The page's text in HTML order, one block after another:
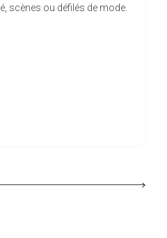
scènes ou défilés de mode.